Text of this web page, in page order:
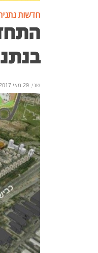
חדשות
שני, 29 מאי 2017